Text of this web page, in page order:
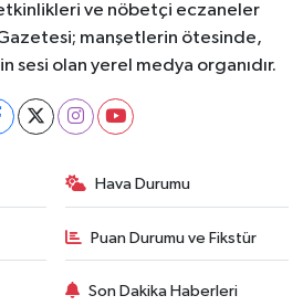
ve nöbetçi eczaneler
manşetlerin ötesinde,
sesi olan yerel medya organıdır.
Hava Durumu
Puan Durumu ve Fikstür
Son Dakika Haberleri